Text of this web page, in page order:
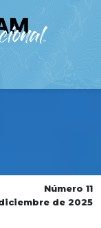
Número 11
de 2025